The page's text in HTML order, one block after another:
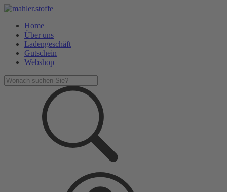
Home
Über uns
Ladengeschäft
Gutschein
Webshop